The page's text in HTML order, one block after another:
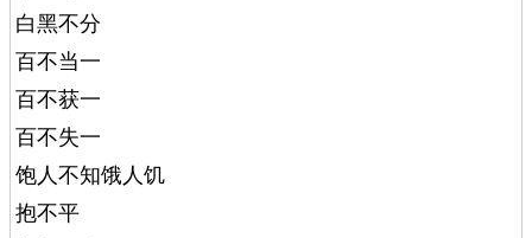
白黑不分
百不当一
百不获一
百不失一
饱人不知饿人饥
抱不平